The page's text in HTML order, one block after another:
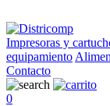
Impresoras y
equipamiento
Contacto
0